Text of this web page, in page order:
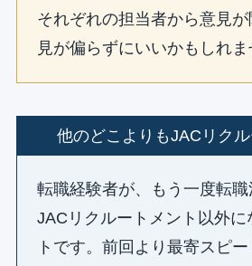
それぞれの担当者から意見
見が偏らずにいいかもしれま
他のどこよりもJACリクル
転職経験者が、もう一度転職
JACリクルートメント以外に
トです。前回より最寄スピー